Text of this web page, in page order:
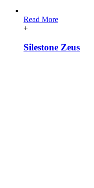
Read More
+
Silestone Zeus